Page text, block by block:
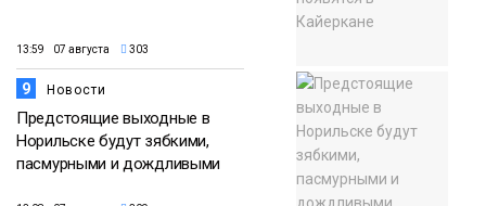
13:59 07 августа 303
9 Новости
Предстоящие выходные в
Норильске будут зябкими,
пасмурными и дождливыми